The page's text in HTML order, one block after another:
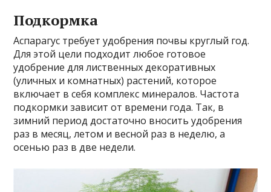
Подкормка
Аспарагус требует удобрения почвы круглый год.
Для этой цели подходит любое готовое
удобрение для лиственных декоративных
(уличных и комнатных) растений, которое
включает в себя комплекс минералов. Частота
подкормки зависит от времени года. Так, в
зимний период достаточно вносить удобрения
раз в месяц, летом и весной раз в неделю, а
осенью раз в две недели.